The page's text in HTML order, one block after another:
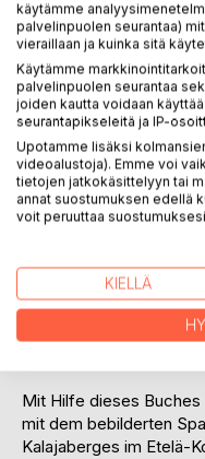
Im Schoβe des Kalajas
Natur nahebringt. Es
Leino mit wunderbaren
Etelä-Konnevesi-
In der Natur fördern
die Gesundheit. Durch
Sollte ein Aufenthalt in
möglich sein, so lassen
den Tiefen unseres
Mit Hilfe dieses
mit dem bebilderten
Kalajaberges im Etelä-
käytämme
palvelinpuolen seurantaa)
vieraillaan ja kuinka sitä
Käytämme
palvelinpuolen seurantaa
joiden kautta voidaan
seurantapikseleitä ja IP-
Upotamme lisäksi
videoalustoja). Emme voi
tietojen jatkokäsittelyyn tai
annat suostumuksen edellä
voit peruuttaa
KIELLÄ